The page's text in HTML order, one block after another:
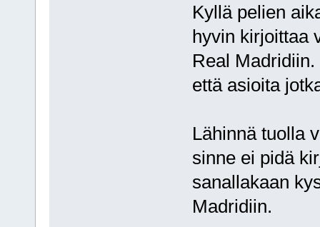
Kyllä pelien
hyvin kirjoittaa
Real
että asioita
Lähinnä tuolla
sinne ei pidä
sanallakaan
Madridiin.